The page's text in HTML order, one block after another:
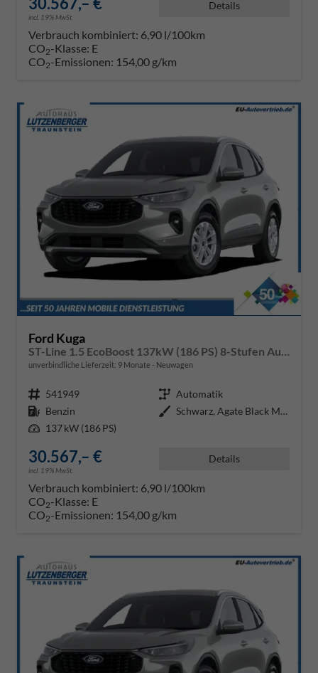
incl. 19% MwSt.
Details
Verbrauch kombiniert: 6,90 l/100km
CO2-Klasse: E
CO2-Emissionen: 154,00 g/km
Ford Kuga
unverbindliche Lieferzeit: 9 Monate Neuwagen
Fahrzeugnr. 541949 Getriebe Automatik
Kraftstoff Benzin Außenfarbe
Schwarz, Agate Black Metallic
Leistung 137 kW (186 PS)
30.567,– €
incl. 19% MwSt.
Details
Verbrauch kombiniert: 6,90 l/100km
CO2-Klasse: E
CO2-Emissionen: 154,00 g/km